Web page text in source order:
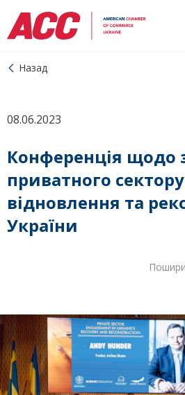
Назад
08.06.2023
Конференція щодо
приватного
відновлення та
України